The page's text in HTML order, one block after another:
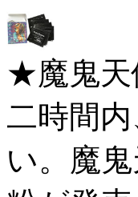
★魔鬼天
二時間
い。魔